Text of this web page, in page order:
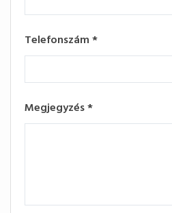
Telefonszám*
Megjegyzés*